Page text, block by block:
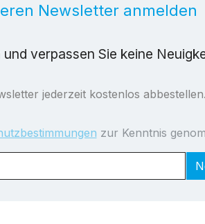
Newsletter anmelden
verpassen Sie keine
jederzeit kostenlos abbestellen.
zur Kenntnis